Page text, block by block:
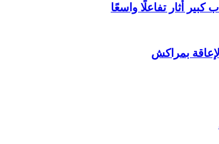
أثار تفاعلًا واسعًا
بمراكش